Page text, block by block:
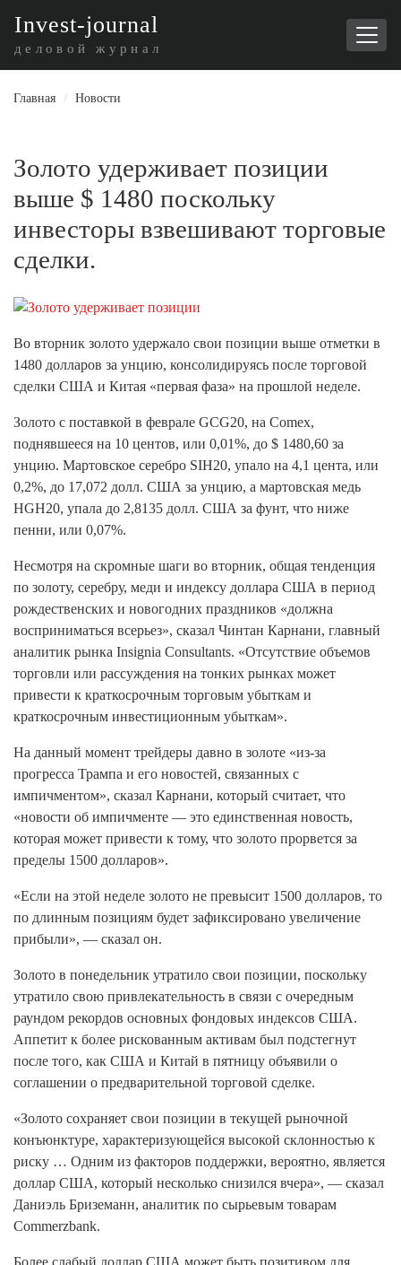
Invest-journal
деловой журнал
Главная / Новости
Золото удерживает позиции
выше $ 1480 поскольку
инвесторы взвешивают торговые
сделки.
Во вторник золото удержало свои позиции выше отметки в
1480 долларов за унцию, консолидируясь после торговой
сделки США и Китая «первая фаза» на прошлой неделе.
Золото с поставкой в феврале GCG20, на Comex,
поднявшееся на 10 центов, или 0,01%, до $ 1480,60 за
унцию. Мартовское серебро SIH20, упало на 4,1 цента, или
0,2%, до 17,072 долл. США за унцию, а мартовская медь
HGH20, упала до 2,8135 долл. США за фунт, что ниже
пенни, или 0,07%.
Несмотря на скромные шаги во вторник, общая тенденция
по золоту, серебру, меди и индексу доллара США в период
рождественских и новогодних праздников «должна
восприниматься всерьез», сказал Чинтан Карнани, главный
аналитик рынка Insignia Consultants. «Отсутствие объемов
торговли или рассуждения на тонких рынках может
привести к краткосрочным торговым убыткам и
краткосрочным инвестиционным убыткам».
На данный момент трейдеры давно в золоте «из-за
прогресса Трампа и его новостей, связанных с
импичментом», сказал Карнани, который считает, что
«новости об импичменте — это единственная новость,
которая может привести к тому, что золото прорвется за
пределы 1500 долларов».
«Если на этой неделе золото не превысит 1500 долларов, то
по длинным позициям будет зафиксировано увеличение
прибыли», — сказал он.
Золото в понедельник утратило свои позиции, поскольку
утратило свою привлекательность в связи с очередным
раундом рекордов основных фондовых индексов США.
Аппетит к более рискованным активам был подстегнут
после того, как США и Китай в пятницу объявили о
соглашении о предварительной торговой сделке.
«Золото сохраняет свои позиции в текущей рыночной
конъюнктуре, характеризующейся высокой склонностью к
риску … Одним из факторов поддержки, вероятно, является
доллар США, который несколько снизился вчера», — сказал
Даниэль Бриземанн, аналитик по сырьевым товарам
Commerzbank.
Более слабый доллар США может быть позитивом для